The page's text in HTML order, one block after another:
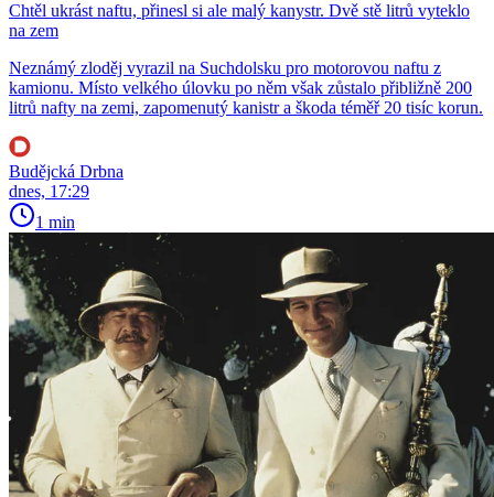
Chtěl ukrást naftu, přinesl si ale malý kanystr. Dvě stě litrů vyteklo
na zem
Neznámý zloděj vyrazil na Suchdolsku pro motorovou naftu z
kamionu. Místo velkého úlovku po něm však zůstalo přibližně 200
litrů nafty na zemi, zapomenutý kanistr a škoda téměř 20 tisíc korun.
Budějcká Drbna
dnes, 17:29
1 min